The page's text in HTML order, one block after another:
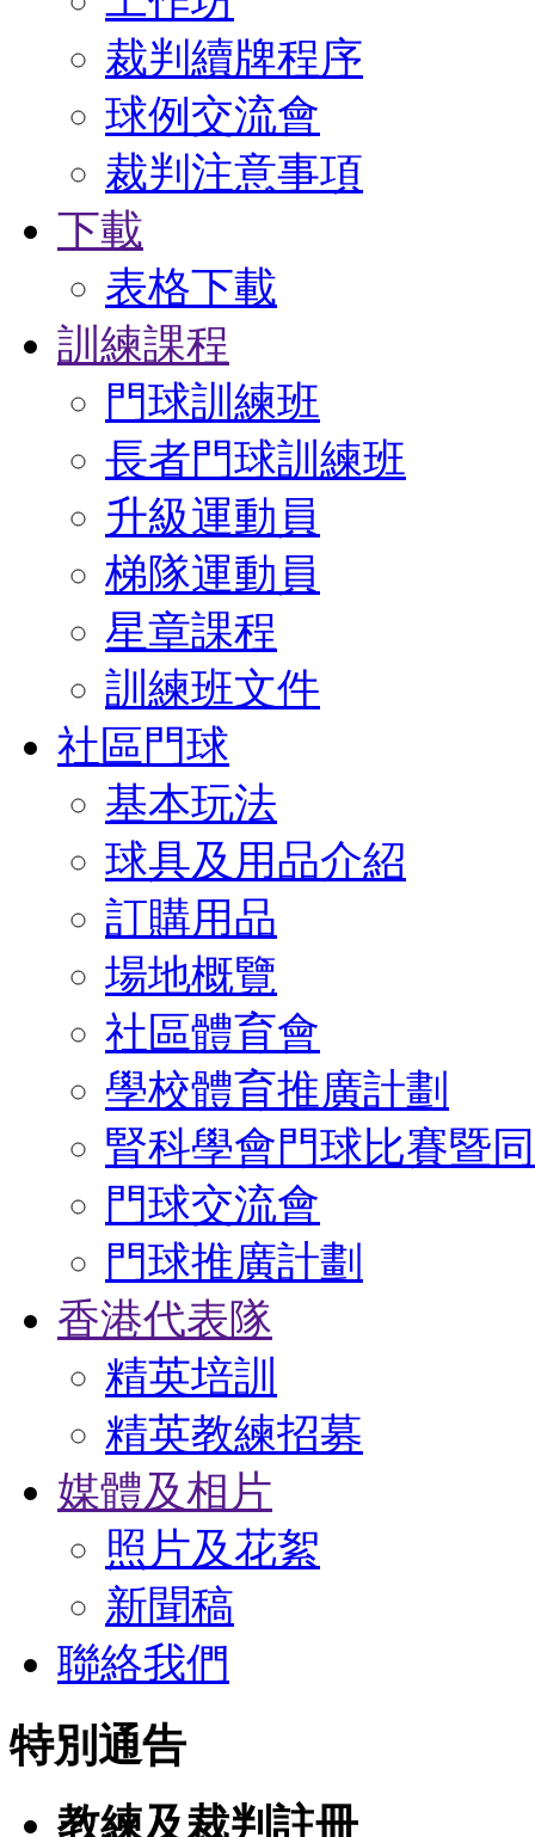
裁判續牌程序
球例交流會
裁判注意事項
下載
表格下載
訓練課程
門球訓練班
長者門球訓練班
升級運動員
梯隊運動員
星章課程
訓練班文件
社區門球
基本玩法
球具及用品介紹
訂購用品
場地概覽
社區體育會
學校體育推廣計劃
腎科學會門球比賽暨
門球交流會
門球推廣計劃
香港代表隊
精英培訓
精英教練招募
媒體及相片
照片及花絮
新聞稿
聯絡我們
特別通告
教練及裁判註冊